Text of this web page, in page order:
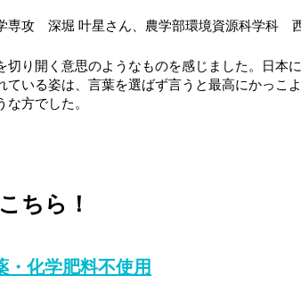
専攻 深堀 叶星さん、農学部環境資源科学科
り開く意思のようなものを感じました。日本
いる姿は、言葉を選ばず言うと最高にかっこ
方でした。
ちら！
化学肥料不使用